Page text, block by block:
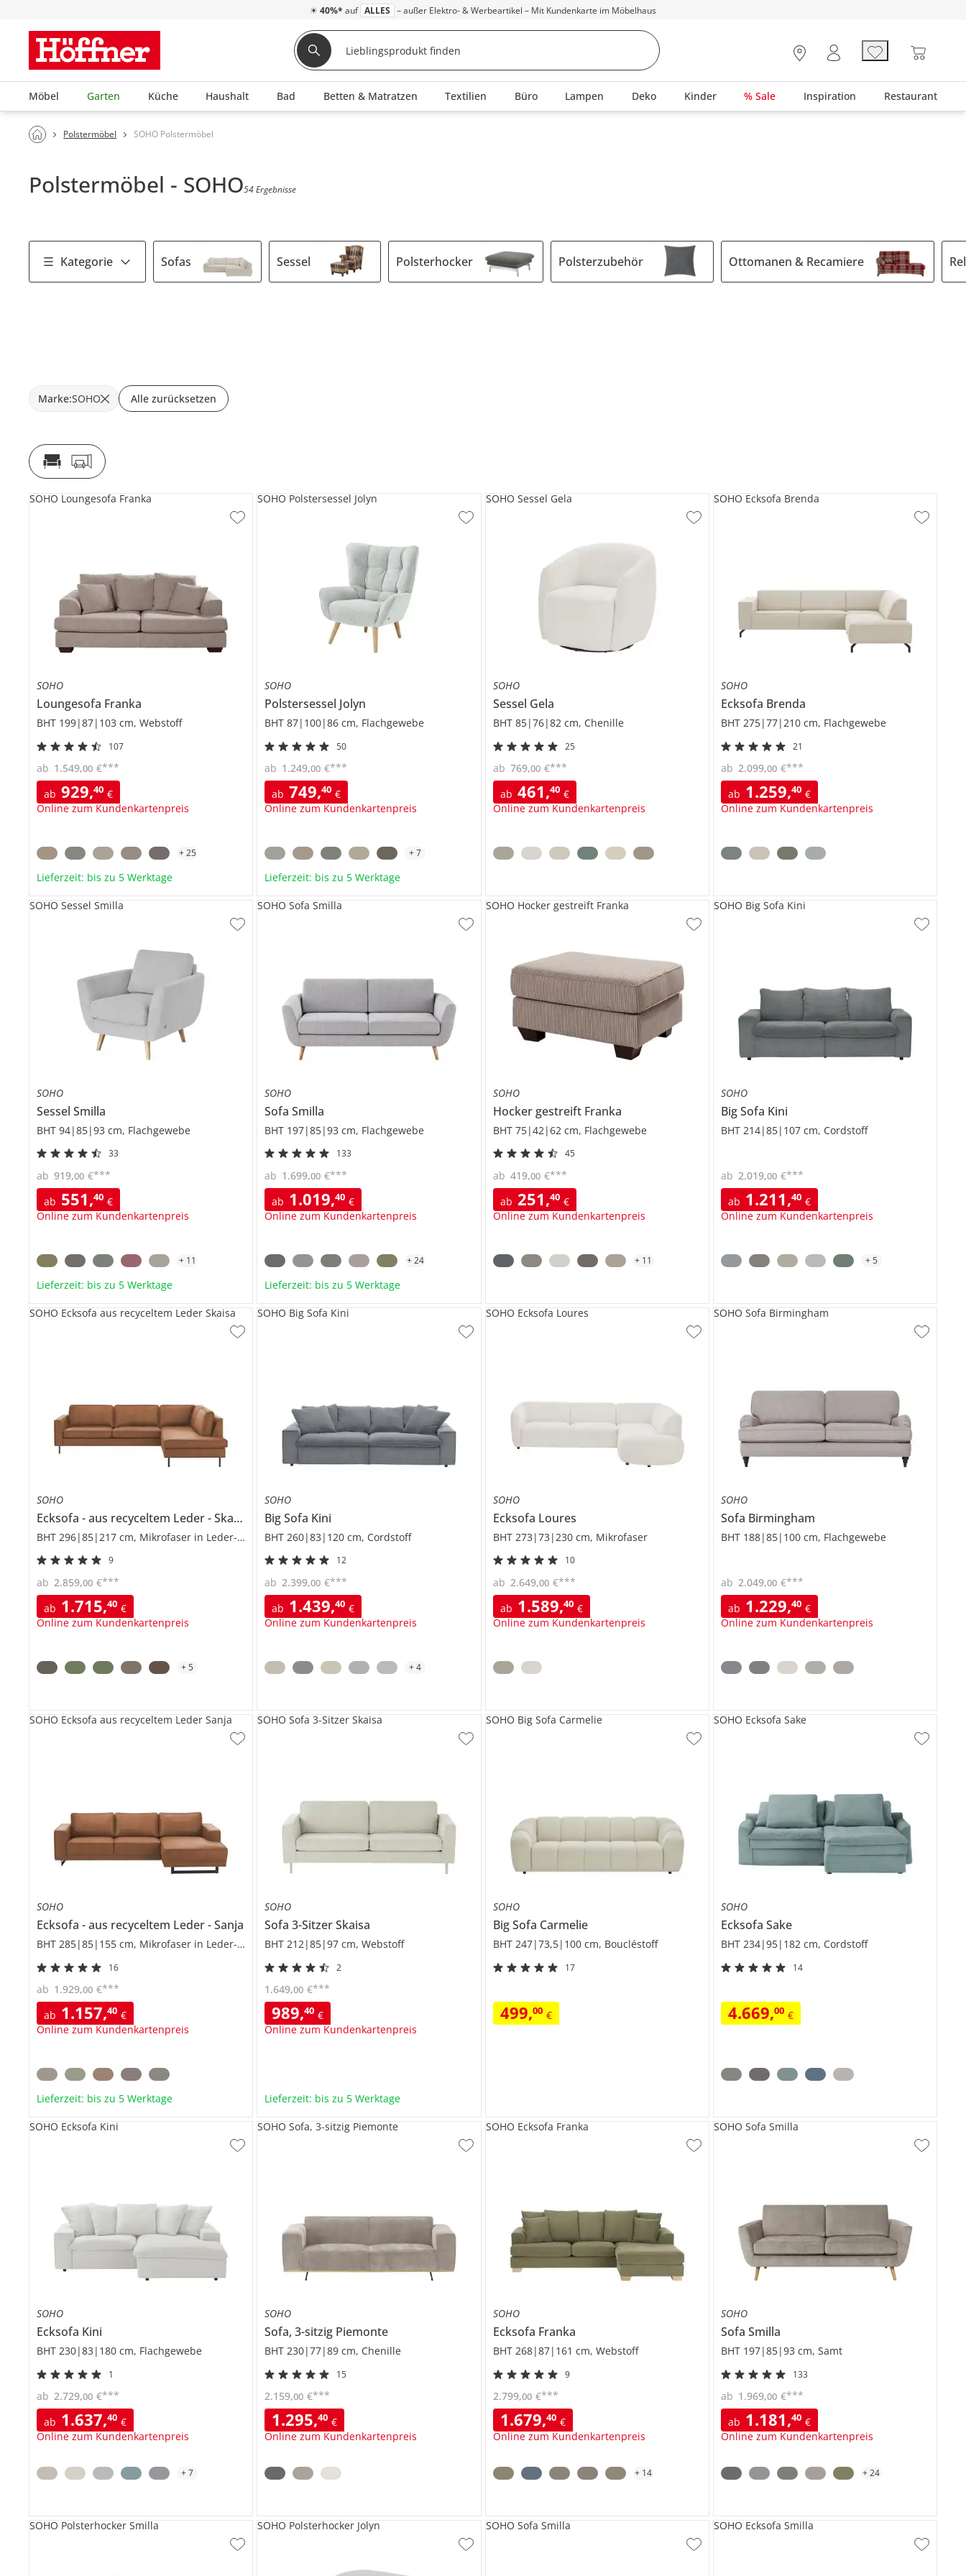
☀ 40%* auf ALLES – außer Elektro- & Werbeartikel – Mit Kundenkarte im Möbelhaus
Möbel Garten Küche Haushalt Bad Betten & Matratzen Textilien Büro Lampen Deko Kinder % Sale Inspiration Restaurant
Polstermöbel SOHO Polstermöbel
Polstermöbel - SOHO54 Ergebnisse
Kategorie Sofas Sessel Polsterhocker Polsterzubehör Ottomanen & Recamiere
Marke:SOHO Alle zurücksetzen
SOHO
Loungesofa Franka
BHT 199|87|103 cm, Webstoff
107
ab 929,40 €
Online zum Kundenkartenpreis
ab 1.549,00 €***
SOHO Loungesofa Franka
+25
Lieferzeit: bis zu 5 Werktage
SOHO
Polstersessel Jolyn
BHT 87|100|86 cm, Flachgewebe
50
ab 749,40 €
Online zum Kundenkartenpreis
ab 1.249,00 €***
SOHO Polstersessel Jolyn
+7
Lieferzeit: bis zu 5 Werktage
SOHO
Sessel Gela
BHT 85|76|82 cm, Chenille
25
ab 461,40 €
Online zum Kundenkartenpreis
ab 769,00 €***
SOHO Sessel Gela
SOHO
Ecksofa Brenda
BHT 275|77|210 cm, Flachgewebe
21
ab 1.259,40 €
Online zum Kundenkartenpreis
ab 2.099,00 €***
SOHO Ecksofa Brenda
SOHO
SesselSmilla
BHT 94|85|93 cm, Flachgewebe
33
ab 551,40 €
Online zum Kundenkartenpreis
ab 919,00 €***
SOHO Sessel Smilla
+ 11
Lieferzeit: bis zu 5 Werktage
SOHO
SofaSmilla
BHT 197|85|93 cm, Flachgewebe
133
ab 1.019,40 €
Online zum Kundenkartenpreis
ab 1.699,00 €***
SOHO Sofa Smilla
+24
Lieferzeit: bis zu 5 Werktage
SOHO
Hocker gestreift Franka
BHT 75|42|62 cm, Flachgewebe
45
ab 251,40 €
Online zum Kundenkartenpreis
ab 419,00 €***
SOHO Hocker gestreift Franka
+ 11
SOHO
Big Sofa Kini
BHT 214|85|107 cm, Cordstoff
ab 1.211,40 €
Online zum Kundenkartenpreis
ab 2.019,00 €***
SOHO Big Sofa Kini
+5
SOHO
Ecksofa aus recyceltem Leder Skaisa
BHT 296|85|217 cm, Mikrofaser in Leder-Optik
9
ab 1.715,40 €
Online zum Kundenkartenpreis
ab 2.859,00 €***
SOHO Ecksofa aus recyceltem Leder Skaisa
+5
SOHO
Big Sofa Kini
BHT 260|83|120 cm, Cordstoff
12
ab 1.439,40 €
Online zum Kundenkartenpreis
ab 2.399,00 €***
SOHO Big Sofa Kini
+4
SOHO
Ecksofa Loures
BHT 273|73|230 cm, Mikrofaser
10
ab 1.589,40 €
Online zum Kundenkartenpreis
ab 2.649,00 €***
SOHO Ecksofa Loures
SOHO
Sofa Birmingham
BHT 188|85|100 cm, Flachgewebe
ab 1.229,40 €
Online zum Kundenkartenpreis
ab 2.049,00 €***
SOHO Sofa Birmingham
SOHO
Ecksofa aus recyceltem Leder Sanja
BHT 285|85|155 cm, Mikrofaser in Leder-Optik
16
ab 1.157,40 €
Online zum Kundenkartenpreis
ab 1.929,00 €***
SOHO Ecksofa aus recyceltem Leder Sanja
Lieferzeit: bis zu 5 Werktage
SOHO
Sofa 3-SitzerSkaisa
BHT 212|85|97 cm, Webstoff
2
989,40 €
Online zum Kundenkartenpreis
1.649,00 €***
SOHO Sofa 3-Sitzer Skaisa
Lieferzeit: bis zu 5 Werktage
SOHO
Big Sofa Carmelie
BHT 247|73,5|100 cm, Boucléstoff
17
499,00 €
SOHO Big Sofa Carmelie
SOHO
Ecksofa Sake
BHT 234|95|182 cm, Cordstoff
14
4.669,00 €
SOHO Ecksofa Sake
SOHO
Ecksofa Kini
BHT 230|83|180 cm, Flachgewebe
1
ab 1.637,40 €
Online zum Kundenkartenpreis
ab 2.729,00 €***
SOHO Ecksofa Kini
+7
SOHO
Sofa, 3-sitzig Piemonte
BHT 230|77|89 cm, Chenille
15
1.295,40 €
Online zum Kundenkartenpreis
2.159,00 €***
SOHO Sofa, 3-sitzig Piemonte
SOHO
Ecksofa Franka
BHT 268|87|161 cm, Webstoff
9
1.679,40 €
Online zum Kundenkartenpreis
2.799,00 €***
SOHO Ecksofa Franka
+ 14
SOHO
Sofa Smilla
BHT 197|85|93 cm, Samt
133
ab 1.181,40 €
Online zum Kundenkartenpreis
ab 1.969,00 €***
SOHO Sofa Smilla
+24
SOHO Polsterhocker Smilla SOHO Polsterhocker Jolyn SOHO Sofa Smilla SOHO Ecksofa Smilla